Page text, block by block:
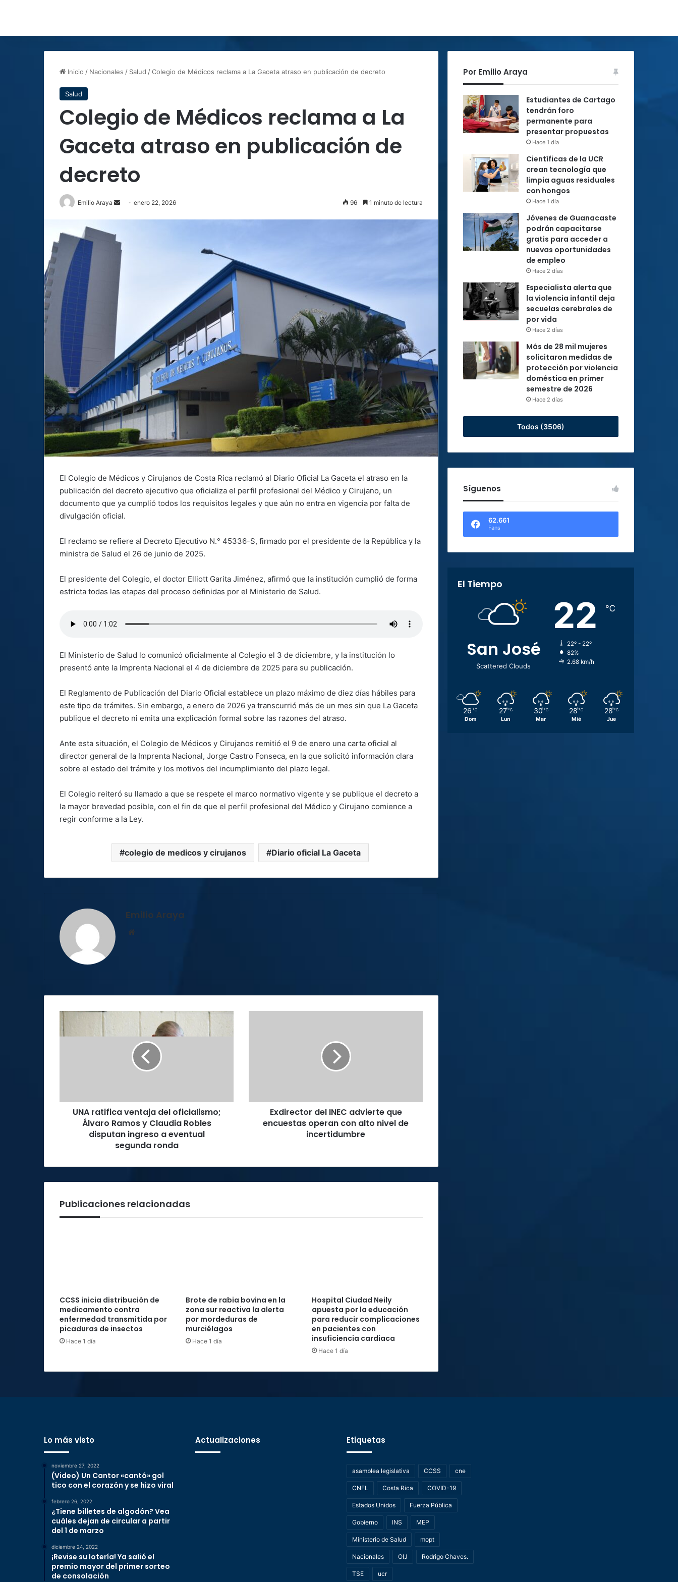
Inicio / Nacionales / Salud /Colegio de Médicos reclama a La Gaceta atraso en publicación de decreto
Salud
Colegio de Médicos reclama a La
Gaceta atraso en publicación de
decreto
Emilio Araya
Sendenero 22, 2026 96 1 minuto de lectura
El Colegio de Médicos y Cirujanos de Costa Rica reclamó al Diario Oficial La Gaceta el atraso en la
publicación del decreto ejecutivo que oficializa el perfil profesional del Médico y Cirujano, un
documento que ya cumplió todos los requisitos legales y que aún no entra en vigencia por falta de
divulgación oficial.
El reclamo se refiere al Decreto Ejecutivo N.° 45336-S, firmado por el presidente de la República y la
ministra de Salud el 26 de junio de 2025.
El presidente del Colegio, el doctor Elliott Garita Jiménez, afirmó que la institución cumplió de forma
estricta todas las etapas del proceso definidas por el Ministerio de Salud.
El Ministerio de Salud lo comunicó oficialmente al Colegio el 3 de diciembre, y la institución lo
presentó ante la Imprenta Nacional el 4 de diciembre de 2025 para su publicación.
El Reglamento de Publicación del Diario Oficial establece un plazo máximo de diez días hábiles para
este tipo de trámites. Sin embargo, a enero de 2026 ya transcurrió más de un mes sin que La Gaceta
publique el decreto ni emita una explicación formal sobre las razones del atraso.
Ante esta situación, el Colegio de Médicos y Cirujanos remitió el 9 de enero una carta oficial al
director general de la Imprenta Nacional, Jorge Castro Fonseca, en la que solicitó información clara
sobre el estado del trámite y los motivos del incumplimiento del plazo legal.
El Colegio reiteró su llamado a que se respete el marco normativo vigente y se publique el decreto a
la mayor brevedad posible, con el fin de que el perfil profesional del Médico y Cirujano comience a
regir conforme a la Ley.
colegio de medicos y cirujanos Diario oficial La Gaceta
Emilio Araya
UNA
ratifica
ventaja
Claudia
Robles
disputan
UNA ratifica ventaja del oficialismo;
Álvaro Ramos y Claudia Robles
disputan ingreso a eventual
segunda ronda
alto
Exdirector del INEC advierte que
encuestas operan con alto nivel de
incertidumbre
Publicaciones relacionadas
CCSS inicia distribución de
medicamento contra
enfermedad transmitida por
picaduras de insectos
Hace 1 día
Brote de rabia bovina en la
zona sur reactiva la alerta
por mordeduras de
murciélagos
Hace 1 día
Hospital Ciudad Neily
apuesta por la educación
para reducir complicaciones
en pacientes con
insuficiencia cardiaca
Hace 1 día
Por Emilio Araya
Estudiantes de Cartago
tendrán foro
permanente para
presentar propuestas
Hace 1 día
Científicas de la UCR
crean tecnología que
limpia aguas residuales
con hongos
Hace 1 día
Jóvenes de Guanacaste
podrán capacitarse
gratis para acceder a
nuevas oportunidades
de empleo
Hace 2 días
Especialista alerta que
la violencia infantil deja
secuelas cerebrales de
por vida
Hace 2 días
Más de 28 mil mujeres
solicitaron medidas de
protección por violencia
doméstica en primer
semestre de 2026
Hace 2 días
Todos (3506)
Síguenos
62.661
Fans
El Tiempo
San José
Scattered Clouds
22 ℃
22º - 22º
82%
2.68 km/h
26 ℃
Dom
27 ℃
Lun
30 ℃
Mar
28 ℃
Mié
28 ℃
Jue
Lo más visto
noviembre 27, 2022
(Video) Un Cantor «cantó» gol
tico con el corazón y se hizo viral
febrero 26, 2022
¿Tiene billetes de algodón? Vea
cuáles dejan de circular a partir
del 1 de marzo
diciembre 24, 2022
¡Revise su lotería! Ya salió el
premio mayor del primer sorteo
de consolación
Actualizaciones Etiquetas
asamblea legislativa CCSS cne
CNFL Costa Rica COVID-19
Estados Unidos Fuerza Pública
Gobierno INS MEP
Ministerio de Salud mopt
Nacionales OIJ Rodrigo Chaves.
TSE ucr